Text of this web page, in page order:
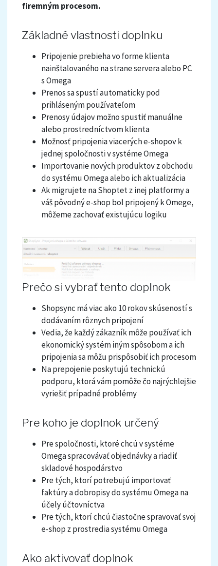
firemným procesom.
Základné vlastnosti doplnku
Pripojenie prebieha vo forme klienta
nainštalovaného na strane servera alebo PC
s Omega
Prenos sa spustí automaticky pod
prihláseným používateľom
Prenosy údajov možno spustiť manuálne
alebo prostredníctvom klienta
Možnosť pripojenia viacerých e-shopov k
jednej spoločnosti v systéme Omega
Importovanie nových produktov z obchodu
do systému Omega alebo ich aktualizácia
Ak migrujete na Shoptet z inej platformy a
váš pôvodný e-shop bol pripojený k Omege,
môžeme zachovať existujúcu logiku
Prečo si vybrať tento doplnok
Shopsync má viac ako 10 rokov skúseností s
dodávaním rôznych pripojení
Vedia, že každý zákazník môže používať ich
ekonomický systém iným spôsobom a ich
pripojenia sa môžu prispôsobiť ich procesom
Na prepojenie poskytujú technickú
podporu, ktorá vám pomôže čo najrýchlejšie
vyriešiť prípadné problémy
Pre koho je doplnok určený
Pre spoločnosti, ktoré chcú v systéme
Omega spracovávať objednávky a riadiť
skladové hospodárstvo
Pre tých, ktorí potrebujú importovať
faktúry a dobropisy do systému Omega na
účely účtovníctva
Pre tých, ktorí chcú čiastočne spravovať svoj
e-shop z prostredia systému Omega
Ako aktivovať doplnok